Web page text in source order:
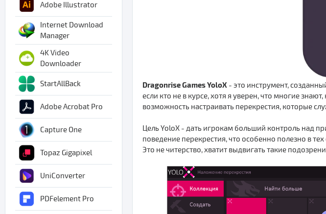
Dragonrise Games YoloX - это инструмент,
если кто не в курсе, хотя я уверен, что многие
возможность настраивать перекрестия, которые
Цель YoloX - дать игрокам больший контроль над
поведение перекрестия, что особенно полезно в
Это не читерство, хватит выдвигать такие
Adobe Illustrator
Internet Download
Manager
4K Video
Downloader
StartAllBack
Adobe Acrobat Pro
Capture One
Topaz Gigapixel
UniConverter
PDFelement Pro